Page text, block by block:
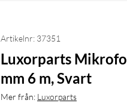
Artikelnr: 37351
Luxorparts
mm 6 m, Svart
Mer från: Luxorparts